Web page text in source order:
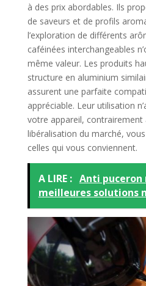
à des prix abordables. Ils
de saveurs et de profils
l’exploration de différents
caféinées interchangeables
même valeur. Les produits
structure en aluminium
assurent une parfaite
appréciable. Leur utilisation
votre appareil, contrairement
libéralisation du marché,
celles qui vous conviennent.
A LIRE : Anti puceron
meilleures solutions